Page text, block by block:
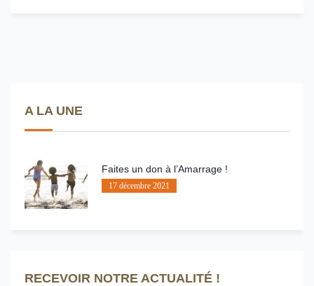
A LA UNE
Faites un don à l’Amarrage !
17 décembre 2021
RECEVOIR NOTRE ACTUALITÉ !